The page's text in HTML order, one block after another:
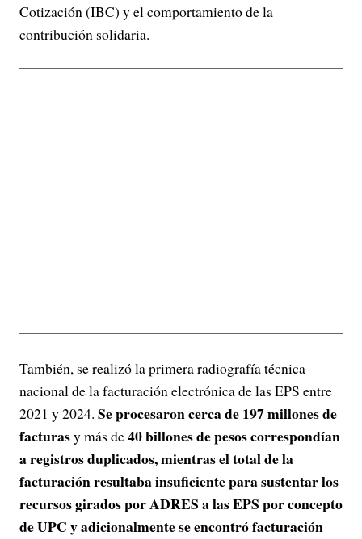
Cotización (IBC) y el comportamiento de la
contribución solidaria.
También, se realizó la primera radiografía técnica
nacional de la facturación electrónica de las EPS entre
2021 y 2024. Se procesaron cerca de 197 millones de
facturasy más de40 billones de pesos correspondían
a registros duplicados, mientras el total de la
facturación resultaba insuficiente para sustentar los
recursos girados por ADRES a las EPS por concepto
de UPC y adicionalmente se encontró facturación